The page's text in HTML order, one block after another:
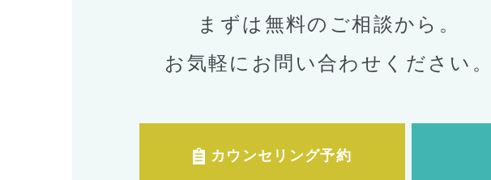
まずは無料のご相談から。
お気軽にお問い合わせください。
カウンセリング予約